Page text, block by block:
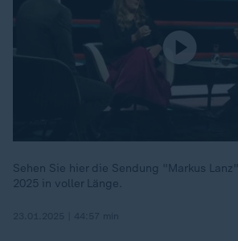
Sehen Sie hier die Sendung "Markus
2025 in voller Länge.